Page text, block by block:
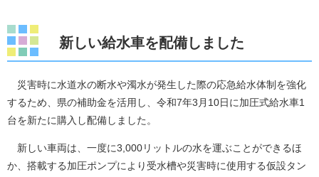
新しい給水車を配備しました
災害時に水道水の断水や濁水が発生した際の応急給水体制を強化
するため、県の補助金を活用し、令和7年3月10日に加圧式給水車1
台を新たに購入し配備しました。
新しい車両は、一度に3,000リットルの水を運ぶことができるほ
か、搭載する加圧ポンプにより受水槽や災害時に使用する仮設タン